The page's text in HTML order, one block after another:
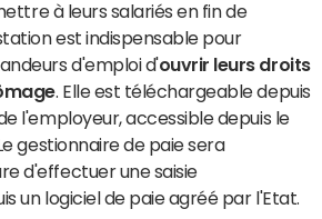
à leurs salariés en fin de
est indispensable pour
d'emploi d'ouvrir leurs droits
. Elle est téléchargeable depuis
l'employeur, accessible depuis le
gestionnaire de paie sera
d'effectuer une saisie
un logiciel de paie agréé par l'Etat.